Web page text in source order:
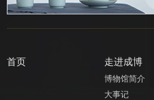
首页 走进成博
博物馆简介
大事记